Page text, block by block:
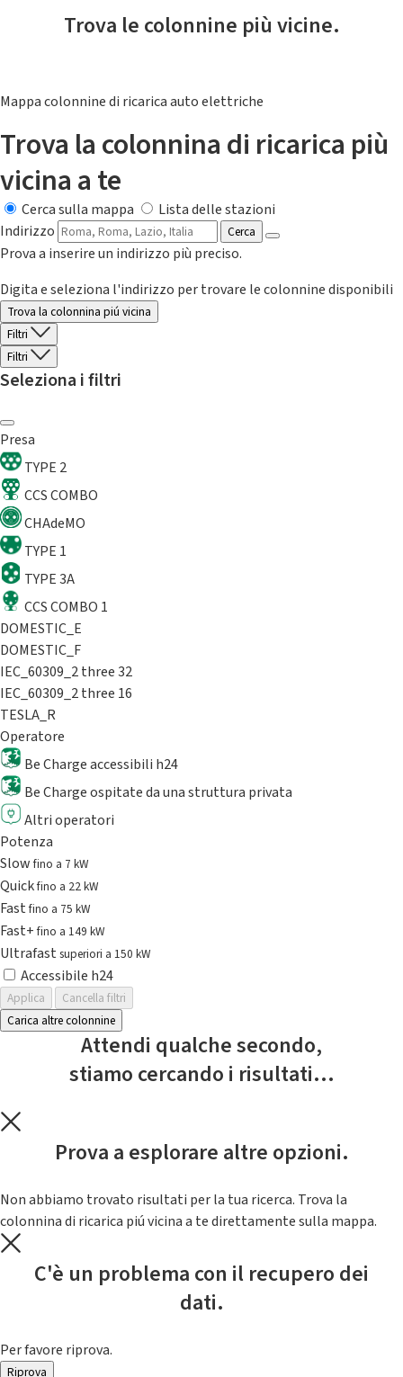
Trova le colonnine più vicine.
Mappa colonnine di ricarica auto elettriche
Trova la colonnina di ricarica più
vicina a te
Cerca sulla mappa
Lista delle stazioni
Indirizzo
Cerca
Prova a inserire un indirizzo più preciso.
Digita e seleziona l'indirizzo per trovare le colonnine disponibili
Trova la colonnina piú vicina
Filtri
Filtri
Seleziona i filtri
Presa
TYPE 2
CCS COMBO
CHAdeMO
TYPE 1
TYPE 3A
CCS COMBO 1
DOMESTIC_E
DOMESTIC_F
IEC_60309_2 three 32
IEC_60309_2 three 16
TESLA_R
Operatore
Be Charge accessibili h24
Be Charge ospitate da una struttura privata
Altri operatori
Potenza
Slowfino a 7 kW
Quickfino a 22 kW
Fastfino a 75 kW
Fast+fino a 149 kW
Ultrafast superiori a 150 kW
Accessibile h24
Applica
Cancella filtri
Carica altre colonnine
Attendi qualche secondo,
stiamo cercando i risultati...
Prova a esplorare altre opzioni.
Non abbiamo trovato risultati per la tua ricerca. Trova la
colonnina di ricarica piú vicina a te direttamente sulla mappa.
C'è un problema con il recupero dei
dati.
Per favore riprova.
Riprova